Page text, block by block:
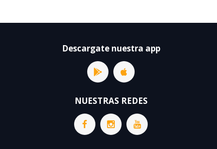
Descargate nuestra app
NUESTRAS REDES